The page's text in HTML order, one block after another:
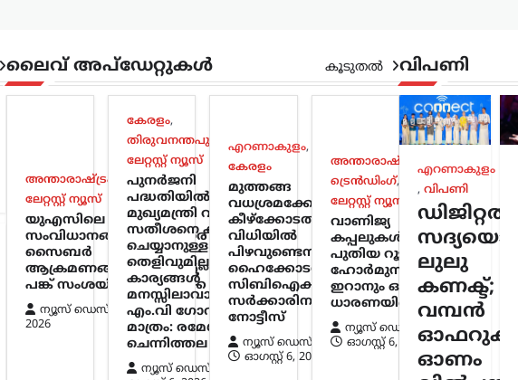
ലൈവ് അപ്‌ഡേറ്റുകൾ കൂടുതൽ
അന്താരാഷ്ട്രം ട്രെൻഡിംഗ്,
ലേറ്റസ്റ്റ് ന്യൂസ്
യുഎസിലെ ജലവിതരണ
സംവിധാനങ്ങൾക്കെതിരെ
സൈബർ
ആക്രമണങ്ങൾ; ഇറാന്റെ
പങ്ക് സംശയിച്ച് അമേരിക്ക
ന്യൂസ് ഡെസ്ക്
ഓഗസ്റ്റ്‌ 6,
2026
കേരളം,
തിരുവനന്തപുരം
ലേറ്റസ്റ്റ് ന്യൂസ്
പുനർജനി
പദ്ധതിയിൽ
മുഖ്യമന്ത്രി വി.ഡി
സതീശനെ കണക്ട്
ചെയ്യാനുള്ള ഒരു
തെളിവുമില്ല;
കാര്യങ്ങൾ
മനസ്സിലാവാത്തത്
എം.വി ഗോവിന്ദന്
മാത്രം: രമേശ്
ചെന്നിത്തല
ന്യൂസ് ഡെസ്ക്
എറണാകുളം,
കേരളം
മുത്തങ്ങ
വധശ്രമക്കേസ്:
കീഴ്‌ക്കോടതി
വിധിയിൽ
പിഴവുണ്ടെന്ന്
ഹൈക്കോടതി;
സിബിഐക്കും
സർക്കാരിനും
നോട്ടീസ്
ന്യൂസ് ഡെസ്ക്
ഓഗസ്റ്റ്‌ 6, 2026
അന്താരാഷ്ട്രം
ട്രെൻഡിംഗ്,
ലേറ്റസ്റ്റ് ന്യൂസ്
വാണിജ്യ
കപ്പലുകൾക്ക്
പുതിയ റൂട്ട്;
ഹോർമുസിൽ
ഇറാനും ഒമാനും
ധാരണയിലെത്തി
ന്യൂസ് ഡെസ്ക്
ഓഗസ്റ്റ്‌ 6, 2026
വിപണി
എറണാകുളം
,വിപണി
ഡിജിറ്റൽ
ലുലു
കണക്ട്;
വമ്പൻ
ഓണം